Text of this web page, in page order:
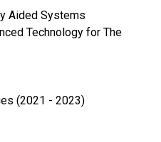
Aided Systems
Technology for The
(2021 - 2023)